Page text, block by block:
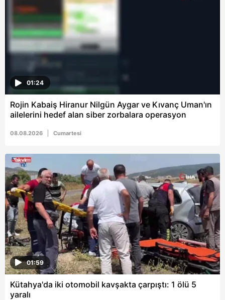
01:24
Rojin Kabaiş Hiranur Nilgün Aygar ve Kıvanç Uman'ın
ailelerini hedef alan siber zorbalara operasyon
08.08.2026 Cumartesi
01:59
Kütahya'da iki otomobil kavşakta çarpıştı: 1 ölü 5
yaralı